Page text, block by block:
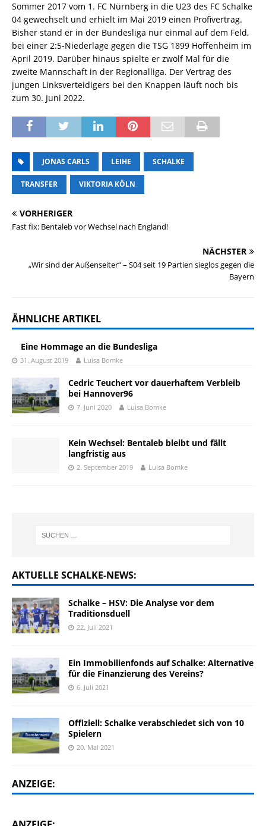
Sommer 2017 vom 1. FC Nürnberg in die U23 des FC Schalke
04 gewechselt und erhielt im Mai 2019 einen Profivertrag.
Bisher stand er in der Bundesliga nur einmal auf dem Feld,
bei einer 2:5-Niederlage gegen die TSG 1899 Hoffenheim im
April 2019. Darüber hinaus spielte er zwölf Mal für die
zweite Mannschaft in der Regionalliga. Der Vertrag des
jungen Linksverteidigers bei den Knappen läuft noch bis
zum 30. Juni 2022.
JONAS CARLS LEIHE SCHALKE
TRANSFER VIKTORIA KÖLN
VORHERIGER
Fast fix: Bentaleb vor Wechsel nach England!
NÄCHSTER
„Wir sind der Außenseiter“ – S04 seit 19 Partien sieglos gegen die
Bayern
ÄHNLICHE ARTIKEL
Eine Hommage an die Bundesliga
31. August 2019 Luisa Bomke
Cedric Teuchert vor dauerhaftem Verbleib
bei Hannover96
7. Juni 2020 Luisa Bomke
Kein Wechsel: Bentaleb bleibt und fällt
langfristig aus
2. September 2019 Luisa Bomke
AKTUELLE SCHALKE-NEWS:
Schalke – HSV: Die Analyse vor dem
Traditionsduell
22. Juli 2021
Ein Immobilienfonds auf Schalke: Alternative
für die Finanzierung des Vereins?
6. Juli 2021
Offiziell: Schalke verabschiedet sich von 10
Spielern
20. Mai 2021
ANZEIGE: